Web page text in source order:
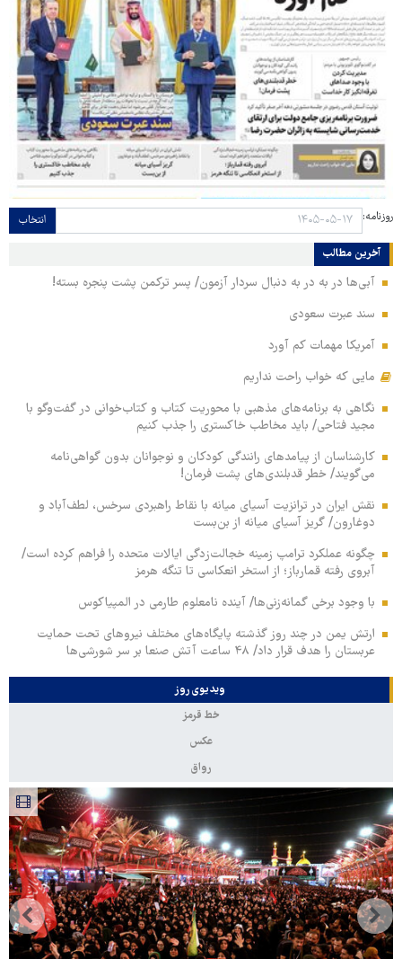
روزنامه: انتخاب
آخرین مطالب
آبی‌ها در به در به دنبال سردار آزمون/ پسر ترکمن پشت پنجره بسته!
سند عبرت سعودی
آمریکا مهمات کم آورد
مایی که خواب راحت نداریم
نگاهی به برنامه‌های مذهبی با محوریت کتاب و کتاب‌خوانی در گفت‌وگو با
مجید فتاحی/ باید مخاطب خاکستری را جذب کنیم
کارشناسان از پیامدهای رانندگی کودکان و نوجوانان بدون گواهی‌نامه
می‌گویند/ خطر قدبلندی‌های پشت فرمان!
نقش ایران در ترانزیت آسیای میانه با نقاط راهبردی سرخس، لطف‌آباد و
دوغارون/ گریز آسیای میانه از بن‌بست
چگونه عملکرد ترامپ زمینه خجالت‌زدگی ایالات متحده را فراهم کرده است/
آبروی رفته قمارباز؛ از استخر انعکاسی تا تنگه هرمز
با وجود برخی گمانه‌زنی‌ها/ آینده نامعلوم طارمی در المپیاکوس
ارتش یمن در چند روز گذشته پایگاه‌های مختلف نیروهای تحت حمایت
عربستان را هدف قرار داد/ ۴۸ ساعت آتش صنعا بر سر شورشی‌ها
ویدیوی روز
خط قرمز
عکس
رواق